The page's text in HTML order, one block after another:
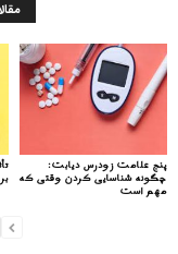
پنج علامت زودرس دیابت:
چگونه شناسایی کردن وقتی که
مهم است